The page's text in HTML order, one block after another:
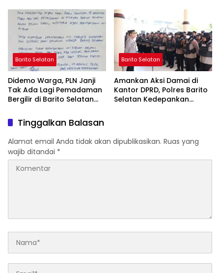
Barito Selatan
Didemo Warga, PLN Janji
Tak Ada Lagi Pemadaman
Bergilir di Barito Selatan
Barito Selatan
Amankan Aksi Damai di
Kantor DPRD, Polres Barito
Selatan Kedepankan
Tinggalkan Balasan
Alamat email Anda tidak akan dipublikasikan. Ruas yang
wajib ditandai *